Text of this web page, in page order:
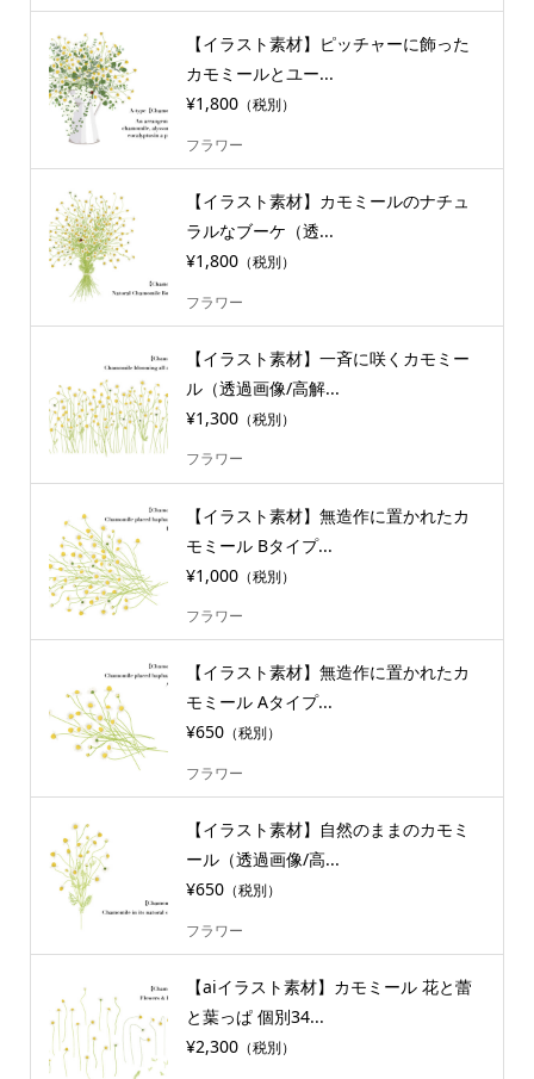
【イラスト素材】ピッチャーに飾った
カモミールとユー...
¥1,800（税別）
フラワー
【イラスト素材】カモミールのナチュ
ラルなブーケ（透...
¥1,800（税別）
フラワー
【イラスト素材】一斉に咲くカモミー
ル（透過画像/高解...
¥1,300（税別）
フラワー
【イラスト素材】無造作に置かれたカ
モミール Bタイプ...
¥1,000（税別）
フラワー
【イラスト素材】無造作に置かれたカ
モミール Aタイプ...
¥650（税別）
フラワー
【イラスト素材】自然のままのカモミ
ール（透過画像/高...
¥650（税別）
フラワー
【aiイラスト素材】カモミール 花と蕾
と葉っぱ 個別34...
¥2,300（税別）